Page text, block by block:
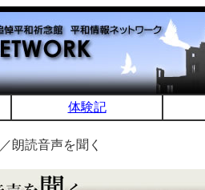
体験記
／朗読音声を聞く